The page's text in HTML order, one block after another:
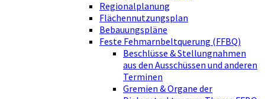
Regionalplanung
Flächennutzungsplan
Bebauungspläne
Feste Fehmarnbeltquerung (FFBQ)
Beschlüsse & Stellungnahmen
aus den Ausschüssen und anderen
Terminen
Gremien & Organe der